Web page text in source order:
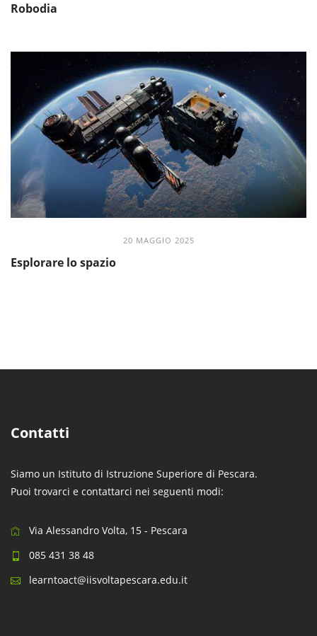
Robodia
20 MAGGIO 2025
Esplorare lo spazio
Contatti
Siamo un Istituto di Istruzione Superiore di Pescara.
Puoi trovarci e contattarci nei seguenti modi:
Via Alessandro Volta, 15 - Pescara
085 431 38 48
learntoact@iisvoltapescara.edu.it